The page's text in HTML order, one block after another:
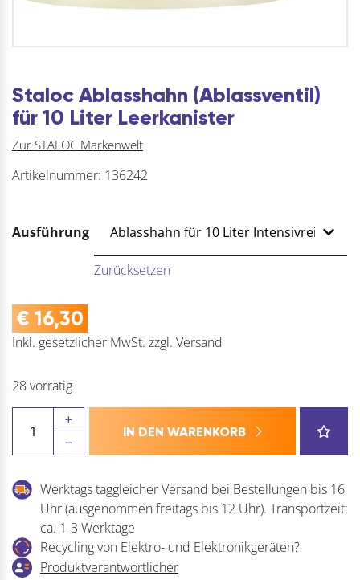
Staloc Ablasshahn (Ablassventil)
für 10 Liter Leerkanister
Zur STALOC Markenwelt
Artikelnummer: 136242
Ausführung
Zurücksetzen
€ 16,30
Inkl. gesetzlicher MwSt. zzgl. Versand
28 vorrätig
Staloc
-
-
Konzentrat
Zubehör
Menge
IN DEN WARENKORB
Werktags taggleicher Versand bei Bestellungen bis 16
Uhr (ausgenommen freitags bis 12 Uhr). Transportzeit:
ca. 1-3 Werktage
Recycling von Elektro- und Elektronikgeräten?
Produktverantwortlicher